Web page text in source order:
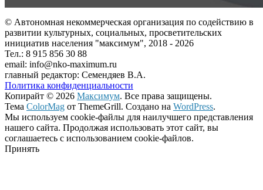
© Автономная некоммерческая организация по содействию в
развитии культурных, социальных, просветительских
инициатив населения "максимум", 2018 - 2026
Тел.: 8 915 856 30 88
email: info@nko-maximum.ru
главный редактор: Семендяев В.А.
Политика конфиденциальности
Копирайт © 2026 Максимум. Все права защищены.
Тема ColorMag от ThemeGrill. Создано на WordPress.
Мы используем cookie-файлы для наилучшего представления
нашего сайта. Продолжая использовать этот сайт, вы
соглашаетесь с использованием cookie-файлов.
Принять